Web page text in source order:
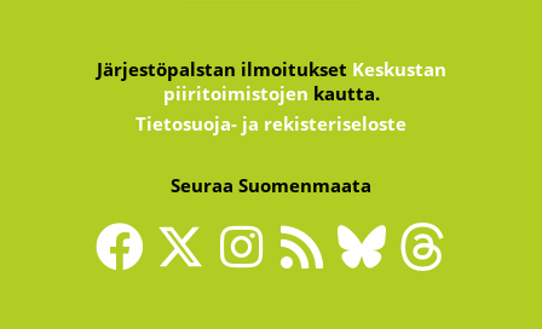
Järjestöpalstan ilmoitukset Keskustan
piiritoimistojen kautta.
Tietosuoja- ja rekisteriseloste
Seuraa Suomenmaata